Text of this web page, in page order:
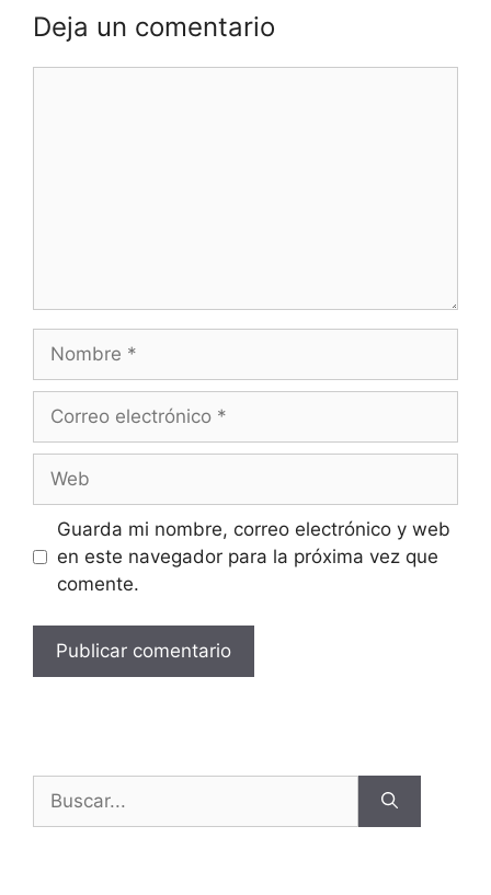
Deja un comentario
Guarda mi nombre, correo electrónico y web
en este navegador para la próxima vez que
comente.